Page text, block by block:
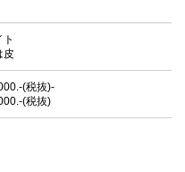
皮
(税抜)-
(税抜)